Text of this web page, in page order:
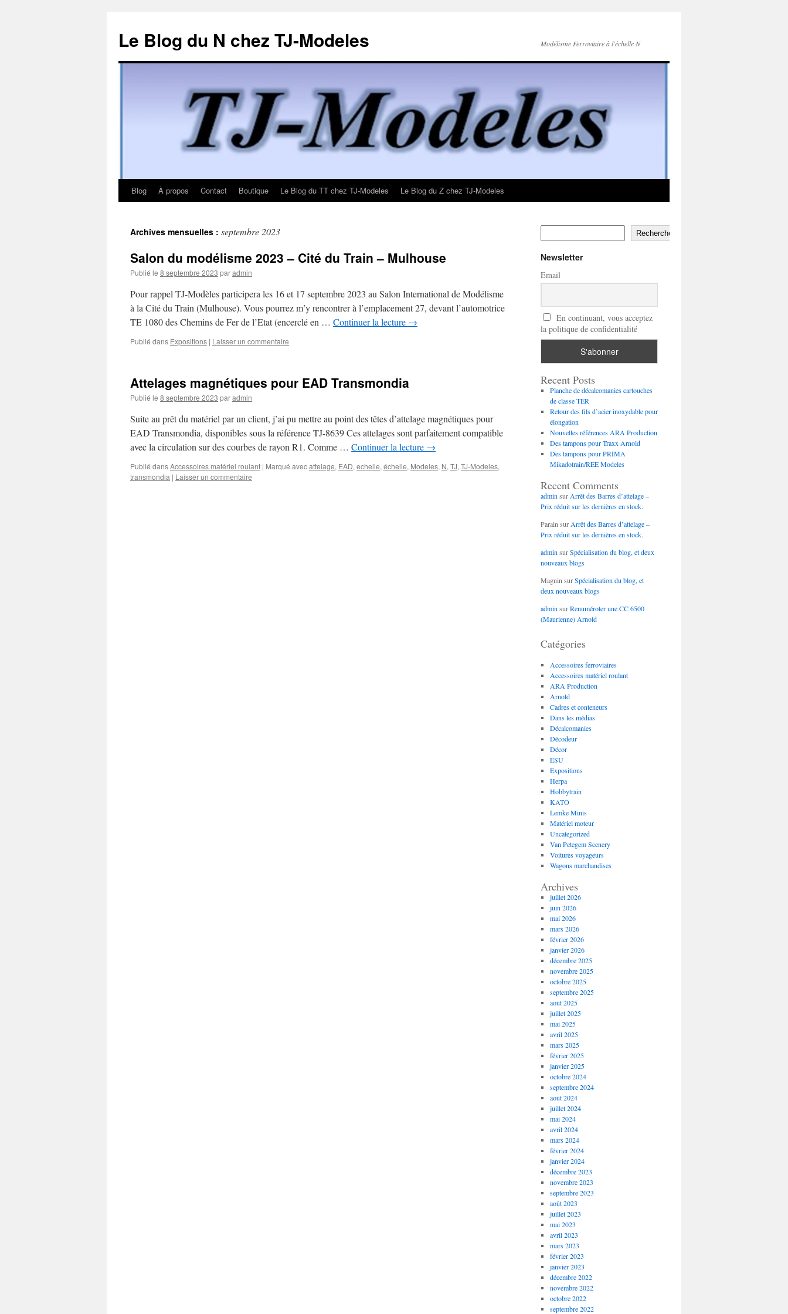
Le Blog du N chez TJ-Modeles Modélisme Ferroviaire à l'échelle N
Aller
contenu
Blog À propos Contact Boutique Le Blog du TT chez TJ-Modeles Le Blog du Z chez TJ-Modeles
Archives mensuelles : septembre 2023
Salon du modélisme 2023 – Cité du Train – Mulhouse
Publié le 8 septembre 2023 paradmin
Pour rappel TJ-Modèles participera les 16 et 17 septembre 2023 au Salon International de Modélisme
à la Cité du Train (Mulhouse). Vous pourrez m’y rencontrer à l’emplacement 27, devant l’automotrice
TE 1080 des Chemins de Fer de l’Etat (encerclé en … Continuer la lecture →
Publié dans Expositions | Laisser un commentaire
Attelages magnétiques pour EAD Transmondia
Publié le 8 septembre 2023 paradmin
Suite au prêt du matériel par un client, j’ai pu mettre au point des têtes d’attelage magnétiques pour
EAD Transmondia, disponibles sous la référence TJ-8639 Ces attelages sont parfaitement compatible
avec la circulation sur des courbes de rayon R1. Comme … Continuer la lecture →
Publié dansAccessoires matériel roulant | Marqué avecattelage, EAD, echelle, échelle, Modeles, N, TJ, TJ-Modeles,
transmondia | Laisser un commentaire
Rechercher
Newsletter
Email
En continuant, vous acceptez
la politique de confidentialité
Recent Posts
Planche de décalcomanies cartouches
de classe TER
Retour des fils d’acier inoxydable pour
élongation
Nouvelles références ARA Production
Des tampons pour Traxx Arnold
Des tampons pour PRIMA
Mikadotrain/REE Modeles
Recent Comments
adminsurArrêt des Barres d’attelage –
Prix réduit sur les dernières en stock.
ParainsurArrêt des Barres d’attelage –
Prix réduit sur les dernières en stock.
adminsurSpécialisation du blog, et deux
nouveaux blogs
MagninsurSpécialisation du blog, et
deux nouveaux blogs
adminsurRenuméroter une CC 6500
(Maurienne) Arnold
Catégories
Accessoires ferroviaires
Accessoires matériel roulant
ARA Production
Arnold
Cadres et conteneurs
Dans les médias
Décalcomanies
Décodeur
Décor
ESU
Expositions
Herpa
Hobbytrain
KATO
Lemke Minis
Matériel moteur
Uncategorized
Van Petegem Scenery
Voitures voyageurs
Wagons marchandises
Archives
juillet 2026
juin 2026
mai 2026
mars 2026
février 2026
janvier 2026
décembre 2025
novembre 2025
octobre 2025
septembre 2025
août 2025
juillet 2025
mai 2025
avril 2025
mars 2025
février 2025
janvier 2025
octobre 2024
septembre 2024
août 2024
juillet 2024
mai 2024
avril 2024
mars 2024
février 2024
janvier 2024
décembre 2023
novembre 2023
septembre 2023
août 2023
juillet 2023
mai 2023
avril 2023
mars 2023
février 2023
janvier 2023
décembre 2022
novembre 2022
octobre 2022
septembre 2022